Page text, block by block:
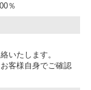
％
いたします。
客様自身でご確認